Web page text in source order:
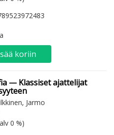
koriin
— Klassiset ajattelijat
Jarmo
hinta hinta
0 %)